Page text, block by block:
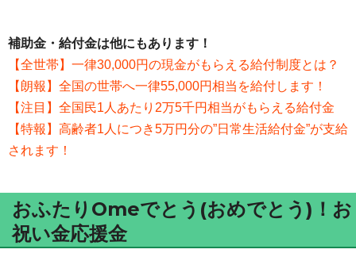
補助金・給付金は他にもあります！
【全世帯】一律30,000円の現金がもらえる給付制度とは？
【朗報】全国の世帯へ一律55,000円相当を給付します！
【注目】全国民1人あたり2万5千円相当がもらえる給付金
【特報】高齢者1人につき5万円分の”日常生活給付金”が支給
されます！
おふたりOmeでとう(おめでとう)！お
祝い金応援金